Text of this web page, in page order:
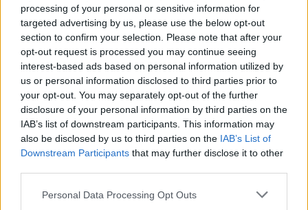
processing of your personal or sensitive information for
targeted advertising by us, please use the below opt-out
section to confirm your selection. Please note that after your
opt-out request is processed you may continue seeing
interest-based ads based on personal information utilized by
us or personal information disclosed to third parties prior to
your opt-out. You may separately opt-out of the further
disclosure of your personal information by third parties on the
IAB’s list of downstream participants. This information may
also be disclosed by us to third parties on the IAB’s List of
Downstream Participants that may further disclose it to other
Personal Data Processing Opt Outs
2026. augusztus 10., hétfő
Ismét apad a Duna Csernavodánál,
napokon belül teljesen leállhat az
atomerőmű